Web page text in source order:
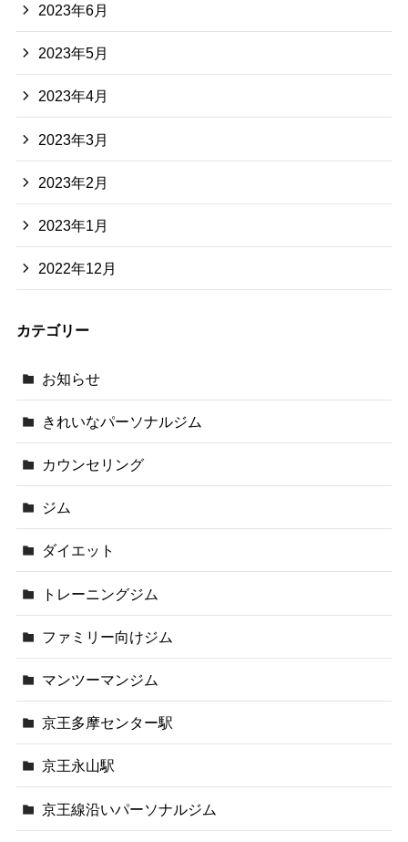
2023年6月
2023年5月
2023年4月
2023年3月
2023年2月
2023年1月
2022年12月
カテゴリー
お知らせ
きれいなパーソナルジム
カウンセリング
ジム
ダイエット
トレーニングジム
ファミリー向けジム
マンツーマンジム
京王多摩センター駅
京王永山駅
京王線沿いパーソナルジム